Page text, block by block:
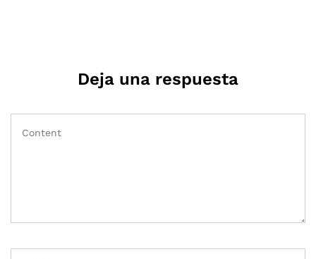
Deja una respuesta